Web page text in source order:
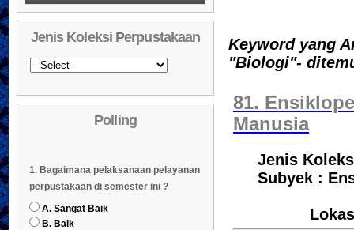
02 Daftar Koleksi Baru (Tgl.Input)
03 Daftar Koleksi (Pengarang)
04 Daftar Koleksi (Judul)
Daftar Koleksi (Subyek)
Dipinjam
07 Daftar Koleksi (Klasifikasi/ddc)
Jenis Koleksi Perpustakaan
Polling
1. Bagaimana pelaksanaan pelayanan
perpustakaan di semester ini ?
A. Sangat Baik
B. Baik
Keyword yang
"Biologi"-
81.
Manusia
Jenis
Subyek :